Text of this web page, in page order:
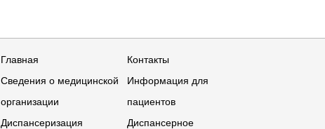
Главная
Контакты
Сведения о медицинской
организации
Информация для
пациентов
Диспансеризация
Диспансерное